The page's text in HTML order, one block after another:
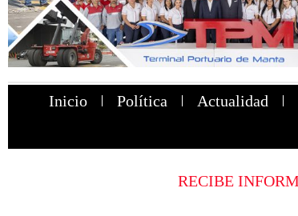
Inicio Política Actualidad
RECIBE